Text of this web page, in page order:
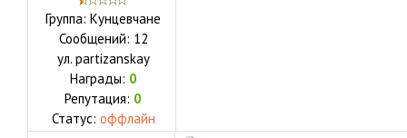
Группа: Кунцевчане
Сообщений: 12
ул. partizanskay
Награды: 0
Репутация: 0
Статус: оффлайн